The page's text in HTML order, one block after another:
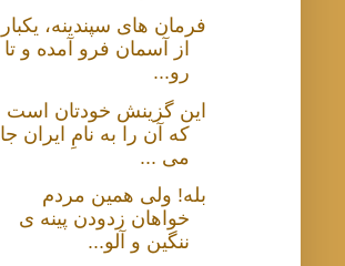
فرمان های سپندینه، یکبار
از آسمان فرو آمده و تا
رو...
این گزینش خودتان است
که آن را به نامِ ایران جا
می ...
بله! ولی همین مردم
خواهان زدودن پینه ی
ننگین و آلو...